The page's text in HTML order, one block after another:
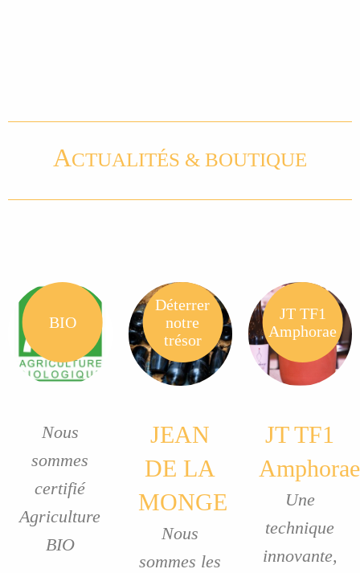
ACTUALITÉS & BOUTIQUE
BIO
Nous
sommes
certifié
Agriculture
BIO
Déterrer
notre
trésor
JEAN
DE LA
MONGE
Nous
sommes les
JT TF1
Amphorae
JT TF1
Amphorae
Une
technique
innovante,